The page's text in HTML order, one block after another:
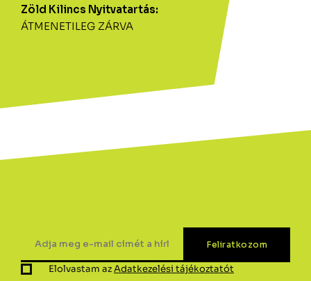
Zöld Kilincs Nyitvatartás:
ÁTMENETILEG ZÁRVA
Elolvastam azAdatkezelési tájékoztatót